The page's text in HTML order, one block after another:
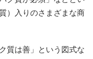
）入りのさまざまな商
質は善」という図式な